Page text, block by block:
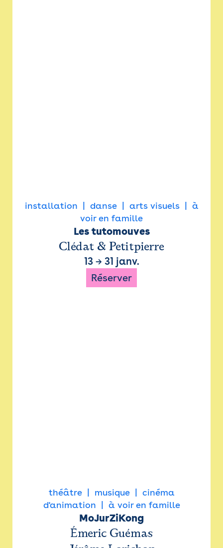
installation danse arts visuels
à
voir en famille
Les tutomouves
Clédat & Petitpierre
13→ 31 janv.
Réserver
théâtre musique
cinéma
d'animation
à voir en famille
MoJurZiKong
Émeric Guémas